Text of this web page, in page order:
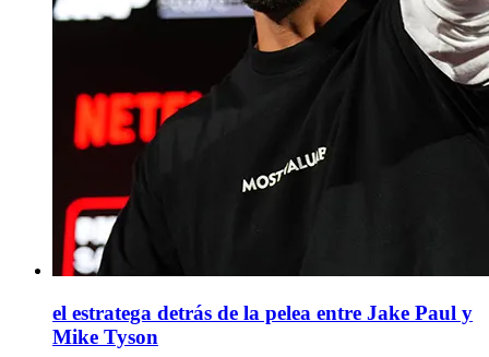
el estratega detrás de la pelea entre Jake Paul y
Mike Tyson